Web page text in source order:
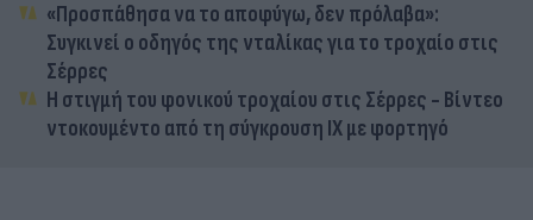
«Προσπάθησα να το αποφύγω, δεν πρόλαβα»:
Συγκινεί ο οδηγός της νταλίκας για το τροχαίο στις
Σέρρες
Η στιγμή του φονικού τροχαίου στις Σέρρες - Βίντεο
ντοκουμέντο από τη σύγκρουση ΙΧ με φορτηγό